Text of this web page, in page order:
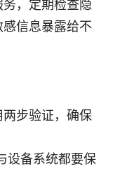
，定期检查隐
信息暴露给不
步验证，确保
设备系统都要保